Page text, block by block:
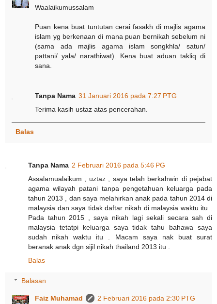
Waalaikumussalam
Puan kena buat tuntutan cerai fasakh di majlis agama
islam yg berkenaan di mana puan bernikah sebelum ni
(sama ada majlis agama islam songkhla/ satun/
pattani/ yala/ narathiwat). Kena buat aduan takliq di
sana.
Tanpa Nama 31 Januari 2016 pada 7:27 PTG
Terima kasih ustaz atas pencerahan.
Balas
Tanpa Nama 2 Februari 2016 pada 5:46 PG
Assalamualaikum , uztaz , saya telah berkahwin di pejabat
agama wilayah patani tanpa pengetahuan keluarga pada
tahun 2013 , dan saya melahirkan anak pada tahun 2014 di
malaysia dan saya tidak daftar nikah di malaysia waktu itu .
Pada tahun 2015 , saya nikah lagi sekali secara sah di
malaysia tetatpi keluarga saya tidak tahu bahawa saya
sudah nikah waktu itu . Macam saya nak buat surat
beranak anak dgn sijil nikah thailand 2013 itu .
Balas
Balasan
Faiz Muhamad
2 Februari 2016 pada 2:30 PTG